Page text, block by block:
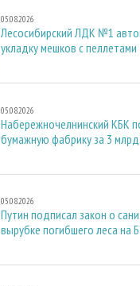
05.08.2026
Лесосибирский ЛДК №1
укладку мешков с пеллетами
05.08.2026
Набережночелнинский КБК
бумажную фабрику за 3
05.08.2026
Путин подписал закон о
вырубке погибшего леса на